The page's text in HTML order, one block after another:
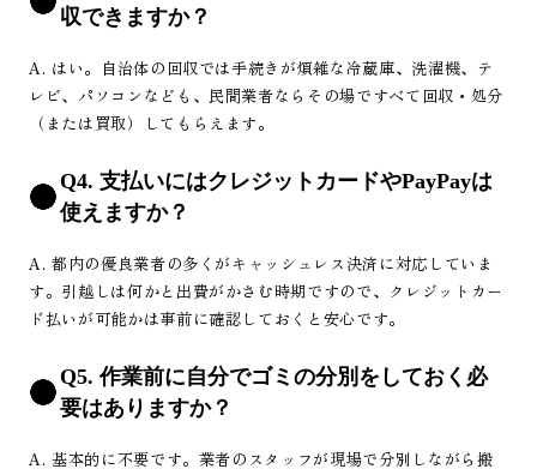
収できますか？
A. はい。自治体の回収では手続きが煩雑な冷蔵庫、洗濯機、テ
レビ、パソコンなども、民間業者ならその場ですべて回収・処分
（または買取）してもらえます。
Q4. 支払いにはクレジットカードやPayPayは
使えますか？
A. 都内の優良業者の多くがキャッシュレス決済に対応していま
す。引越しは何かと出費がかさむ時期ですので、クレジットカー
ド払いが可能かは事前に確認しておくと安心です。
Q5. 作業前に自分でゴミの分別をしておく必
要はありますか？
A. 基本的に不要です。業者のスタッフが現場で分別しながら搬